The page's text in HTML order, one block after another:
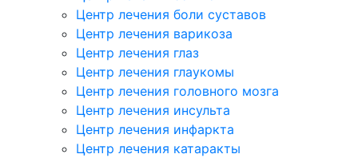
Центр лечения боли суставов
Центр лечения варикоза
Центр лечения глаз
Центр лечения глаукомы
Центр лечения головного мозга
Центр лечения инсульта
Центр лечения инфаркта
Центр лечения катаракты